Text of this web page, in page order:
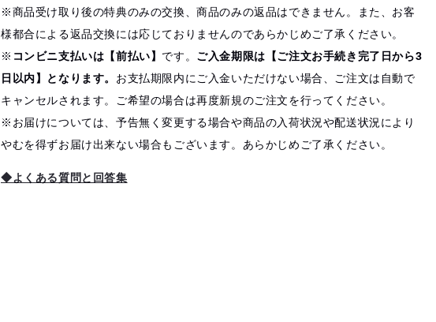
※商品受け取り後の特典のみの交換、商品のみの返品はできません。また、お客
様都合による返品交換には応じておりませんのであらかじめご了承ください。
※ コンビニ支払いは【前払い】 です。 ご入金期限は【ご注文お手続き完了日から3
日以内】となります。 お支払期限内にご入金いただけない場合、ご注文は自動で
キャンセルされます。ご希望の場合は再度新規のご注文を行ってください。
※お届けについては、予告無く変更する場合や商品の入荷状況や配送状況により
やむを得ずお届け出来ない場合もございます。あらかじめご了承ください。
◆よくある質問と回答集